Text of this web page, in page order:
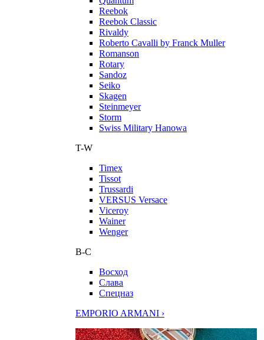
Reebok
Reebok Classic
Rivaldy
Roberto Cavalli by Franck Muller
Romanson
Rotary
Sandoz
Seiko
Skagen
Steinmeyer
Storm
Swiss Military Hanowa
T-W
Timex
Tissot
Trussardi
VERSUS Versace
Viceroy
Wainer
Wenger
В-С
Восход
Слава
Спецназ
EMPORIO ARMANI ›